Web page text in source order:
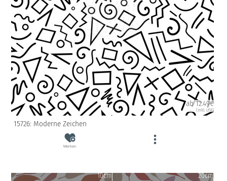
ab 12.49€
(inkl. USt)
15726: Moderne Zeichen
Merken
10cm 20cm